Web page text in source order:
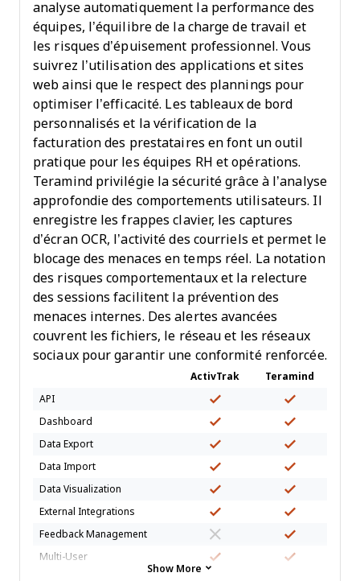
analyse automatiquement la performance des
équipes, l’équilibre de la charge de travail et
les risques d’épuisement professionnel. Vous
suivrez l’utilisation des applications et sites
web ainsi que le respect des plannings pour
optimiser l’efficacité. Les tableaux de bord
personnalisés et la vérification de la
facturation des prestataires en font un outil
pratique pour les équipes RH et opérations.
Teramind privilégie la sécurité grâce à l’analyse
approfondie des comportements utilisateurs. Il
enregistre les frappes clavier, les captures
d’écran OCR, l’activité des courriels et permet le
blocage des menaces en temps réel. La notation
des risques comportementaux et la relecture
des sessions facilitent la prévention des
menaces internes. Des alertes avancées
couvrent les fichiers, le réseau et les réseaux
sociaux pour garantir une conformité renforcée.
ActivTrak
Teramind
API
Dashboard
Data Export
Data Import
Data Visualization
External Integrations
Feedback Management
Multi-User
Show More